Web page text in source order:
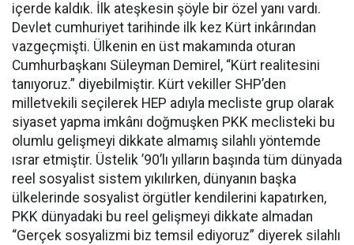
içerde kaldık. İlk ateşkesin şöyle bir özel yanı vardı.
Devlet cumhuriyet tarihinde ilk kez Kürt inkârından
vazgeçmişti. Ülkenin en üst makamında oturan
Cumhurbaşkanı Süleyman Demirel, “Kürt realitesini
tanıyoruz.” diyebilmiştir. Kürt vekiller SHP’den
milletvekili seçilerek HEP adıyla mecliste grup olarak
siyaset yapma imkânı doğmuşken PKK meclisteki bu
olumlu gelişmeyi dikkate almamış silahlı yöntemde
ısrar etmiştir. Üstelik ’90’lı yılların başında tüm dünyada
reel sosyalist sistem yıkılırken, dünyanın başka
ülkelerinde sosyalist örgütler kendilerini kapatırken,
PKK dünyadaki bu reel gelişmeyi dikkate almadan
“Gerçek sosyalizmi biz temsil ediyoruz” diyerek silahlı